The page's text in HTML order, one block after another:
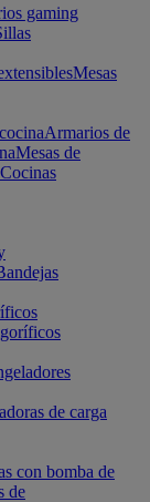
gaming
Mesas
Armarios de
Mesas de
Cocinas
de carga
con bomba de
de